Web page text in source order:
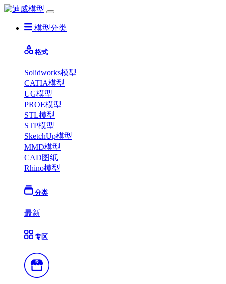
模型分类
格式
Solidworks模型
CATIA模型
UG模型
PROE模型
STL模型
STP模型
SketchUp模型
MMD模型
CAD图纸
Rhino模型
分类
最新
专区